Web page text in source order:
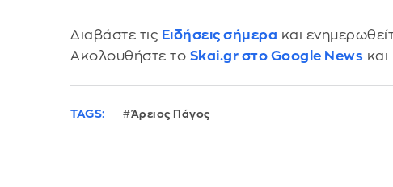
Διαβάστε τις Ειδήσεις σήμερα και
Ακολουθήστε το Skai.gr στο Google News
TAGS: Άρειος Πάγος